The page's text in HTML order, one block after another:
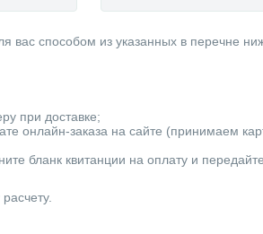
способом из указанных в перечне
при доставке;
онлайн-заказа на сайте (принимаем
бланк квитанции на оплату и